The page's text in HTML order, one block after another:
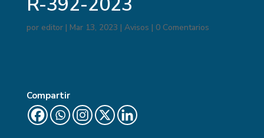
por editor| Mar 13, 2023 | Avisos | 0 Comentarios
Compartir